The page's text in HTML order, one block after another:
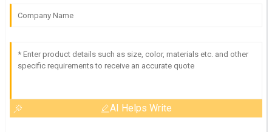
AI Helps Write